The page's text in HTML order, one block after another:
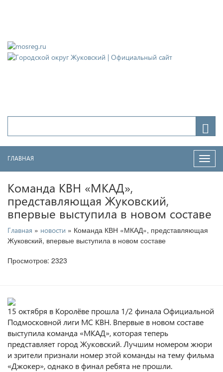
ГЛАВНАЯ
Команда КВН «МКАД»,
представляющая Жуковский,
впервые выступила в новом составе
Главная » новости » Команда КВН «МКАД», представляющая
Жуковский, впервые выступила в новом составе
Просмотров: 2323
15 октября в Королёве прошла 1/2 финала Официальной
Подмосковной лиги МС КВН. Впервые в новом составе
выступила команда «МКАД», которая теперь
представляет город Жуковский. Лучшим номером жюри
и зрители признали номер этой команды на тему фильма
«Джокер», однако в финал ребята не прошли.